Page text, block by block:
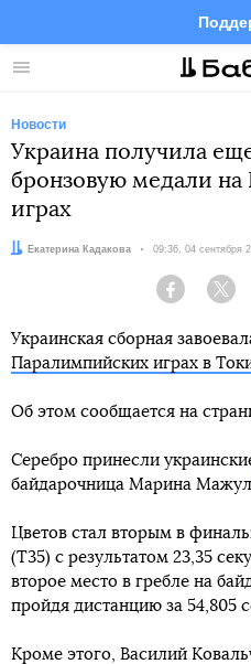
Меню
Новости
Украина получила
бронзовую медали
играх
Автор:Екатерина Кадакова Дата:
09:36, 04 сентября
Facebook
Украинская сборная
Паралимпийских играх в
Об этом сообщается на
Серебро принесли
байдарочница Марина
Цветов стал вторым в
(Т35) с результатом 23,35
второе место в гребле на
пройдя дистанцию за 54,805
Кроме этого, Василий